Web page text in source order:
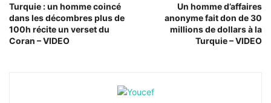
Turquie : un homme coincé
dans les décombres plus de
100h récite un verset du
Coran – VIDEO
Un homme d’affaires
anonyme fait don de 30
millions de dollars à la
Turquie – VIDEO